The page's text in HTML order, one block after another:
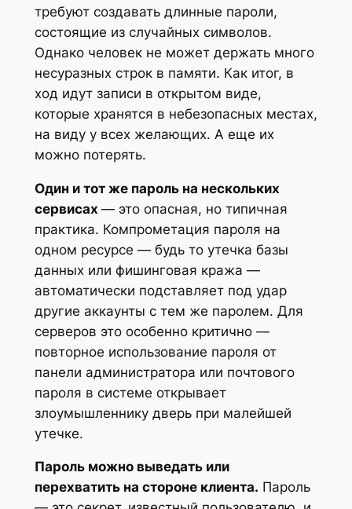
требуют создавать длинные пароли,
состоящие из случайных символов.
Однако человек не может держать много
несуразных строк в памяти. Как итог, в
ход идут записи в открытом виде,
которые хранятся в небезопасных местах,
на виду у всех желающих. А еще их
можно потерять.
Один и тот же пароль на нескольких
сервисах — это опасная, но типичная
практика. Компрометация пароля на
одном ресурсе — будь то утечка базы
данных или фишинговая кража —
автоматически подставляет под удар
другие аккаунты с тем же паролем. Для
серверов это особенно критично —
повторное использование пароля от
панели администратора или почтового
пароля в системе открывает
злоумышленнику дверь при малейшей
утечке.
Пароль можно выведать или
перехватить на стороне клиента. Пароль